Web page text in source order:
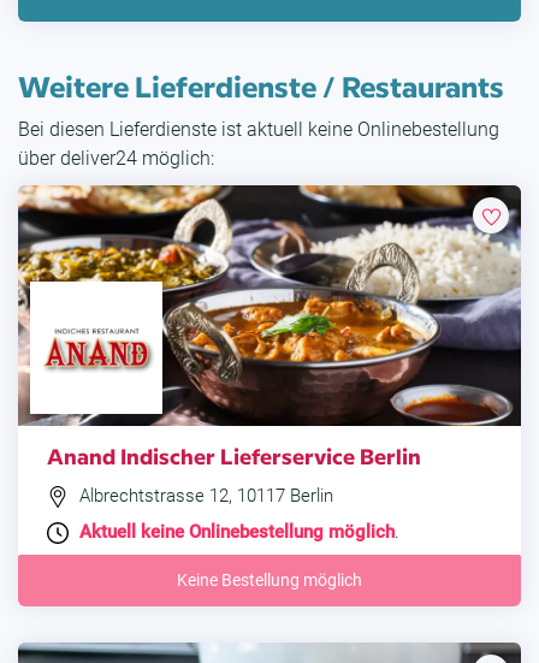
Weitere Lieferdienste / Restaurants
Bei diesen Lieferdienste ist aktuell keine Onlinebestellung
über deliver24 möglich:
Anand Indischer Lieferservice Berlin
Albrechtstrasse 12, 10117 Berlin
Aktuell keine Onlinebestellung möglich.
Keine Bestellung möglich